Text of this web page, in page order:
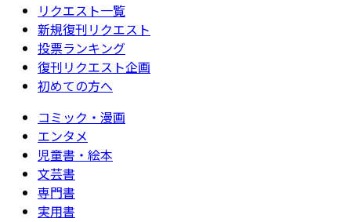
リクエスト一覧
新規復刊リクエスト
投票ランキング
復刊リクエスト企画
初めての方へ
コミック・漫画
エンタメ
児童書・絵本
文芸書
専門書
実用書